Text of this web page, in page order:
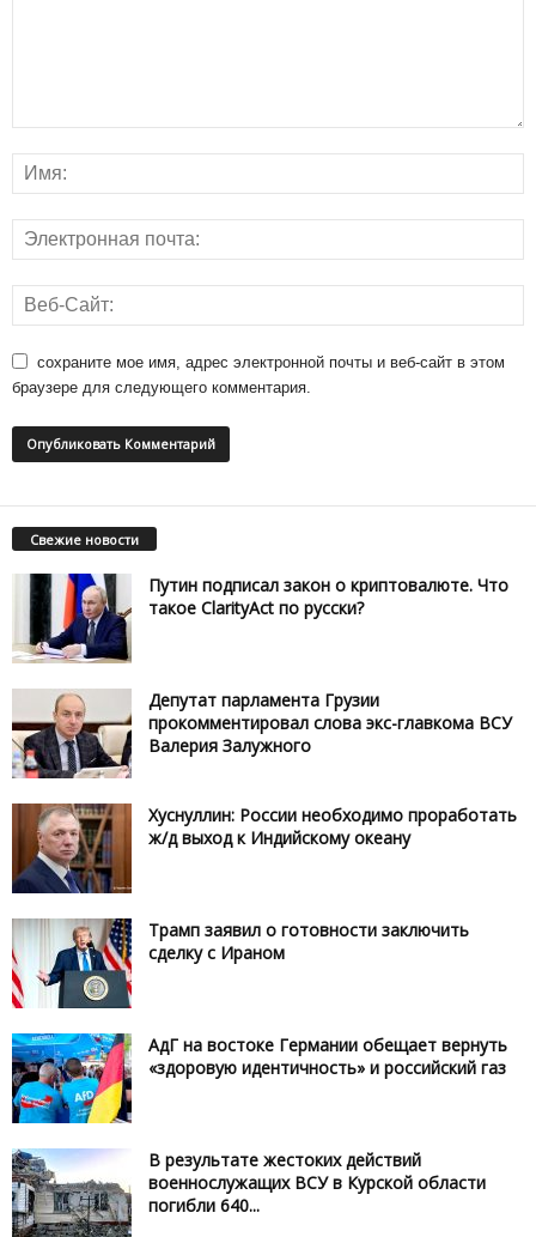
сохраните мое имя, адрес электронной почты и веб-сайт в этом
браузере для следующего комментария.
Свежие новости
Путин подписал закон о криптовалюте. Что
такое ClarityAct по русски?
Депутат парламента Грузии
прокомментировал слова экс-главкома ВСУ
Валерия Залужного
Хуснуллин: России необходимо проработать
ж/д выход к Индийскому океану
Трамп заявил о готовности заключить
сделку с Ираном
АдГ на востоке Германии обещает вернуть
«здоровую идентичность» и российский газ
В результате жестоких действий
военнослужащих ВСУ в Курской области
погибли 640...